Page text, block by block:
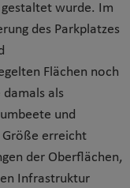
gestaltet wurde. Im
des Parkplatzes
Flächen noch
damals als
und
Größe erreicht
der Oberflächen,
Infrastruktur